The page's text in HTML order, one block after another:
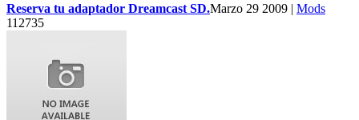
Reserva tu adaptador Dreamcast SD.Marzo 29 2009 | Mods
112735